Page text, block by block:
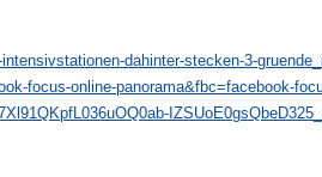
dahinter-stecken-3-
focus-online-panorama&fbc=facebook-